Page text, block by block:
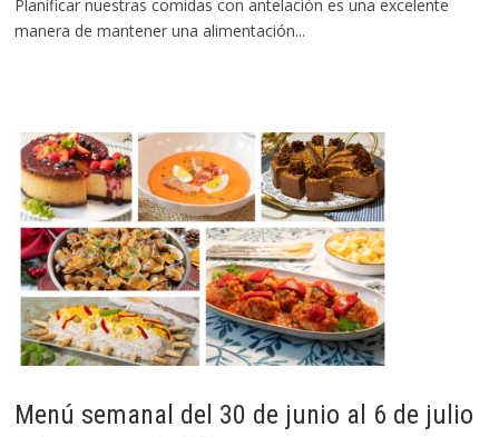
Planificar nuestras comidas con antelación es una excelente
manera de mantener una alimentación...
Menú semanal del 30 de junio al 6 de julio